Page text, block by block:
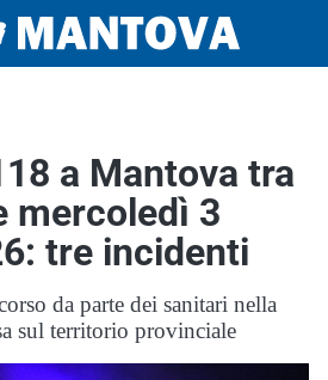
a Mantova tra
mercoledì 3
tre incidenti
da parte dei sanitari nella
sul territorio provinciale